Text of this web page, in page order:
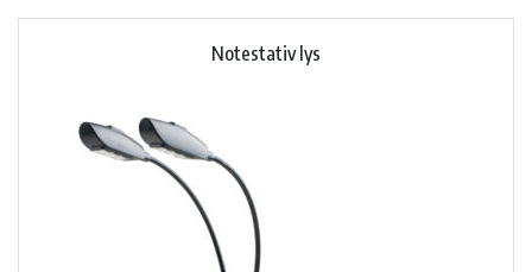
Notestativ lys